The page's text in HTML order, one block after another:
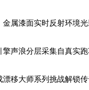
金属漆面实时反射环境
擎声浪分层采集自真实
移大师系列挑战解锁传